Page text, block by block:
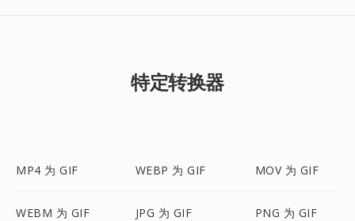
特定转换器
MP4 为 GIF WEBP 为 GIF MOV 为 GIF
WEBM 为 GIF JPG 为 GIF PNG 为 GIF